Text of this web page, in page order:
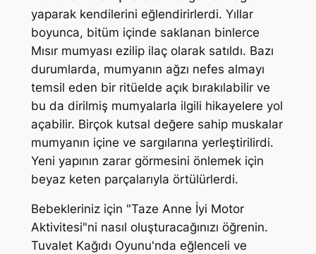
yaparak kendilerini eğlendirirlerdi. Yıllar
boyunca, bitüm içinde saklanan binlerce
Mısır mumyası ezilip ilaç olarak satıldı. Bazı
durumlarda, mumyanın ağzı nefes almayı
temsil eden bir ritüelde açık bırakılabilir ve
bu da dirilmiş mumyalarla ilgili hikayelere yol
açabilir. Birçok kutsal değere sahip muskalar
mumyanın içine ve sargılarına yerleştirilirdi.
Yeni yapının zarar görmesini önlemek için
beyaz keten parçalarıyla örtülürlerdi.
Bebekleriniz için "Taze Anne İyi Motor
Aktivitesi"ni nasıl oluşturacağınızı öğrenin.
Tuvalet Kağıdı Oyunu'nda eğlenceli ve